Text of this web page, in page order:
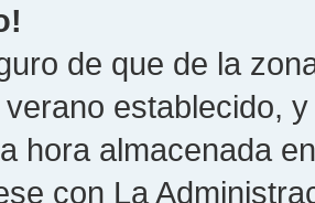
de que de la
establecido,
hora almacenada
con La